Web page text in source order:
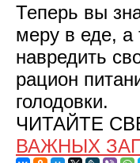
Теперь вы
меру в еде, а
навредить
рацион
голодовки.
ЧИТАЙТЕ
ВАЖНЫХ